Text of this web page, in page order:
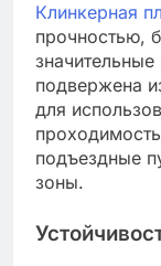
Клинкерная
прочностью,
подвержена
для
подъездные
зоны.